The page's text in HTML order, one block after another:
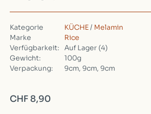
Kategorie KÜCHE / Melamin
Marke
Rice
Verfügbarkeit:
Auf Lager (4)
Gewicht:
100g
Verpackung:
9cm, 9cm, 9cm
CHF 8,90